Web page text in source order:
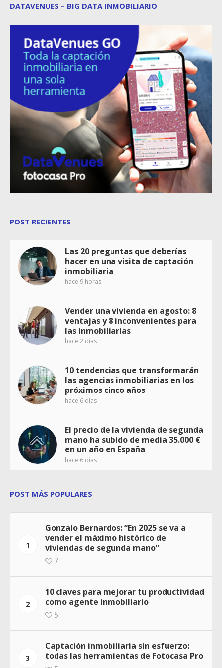
DATAVENUES – BIG DATA INMOBILIARIO
POST RECIENTES
Las 20 preguntas que deberías
hacer en una visita de captación
inmobiliaria
hace 9 horas
Vender una vivienda en agosto: 8
ventajas y 8 inconvenientes para
las inmobiliarias
hace 2 días
10 tendencias que transformarán
las agencias inmobiliarias en los
próximos cinco años
hace 6 días
El precio de la vivienda de segunda
mano ha subido de media 35.000 €
en un año en España
hace 6 días
POST MÁS POPULARES
1
Gonzalo Bernardos: “En 2025 se va a
vender el máximo histórico de
viviendas de segunda mano”
7
2
10 claves para mejorar tu productividad
como agente inmobiliario
5
3
Captación inmobiliaria sin esfuerzo:
todas las herramientas de Fotocasa Pro